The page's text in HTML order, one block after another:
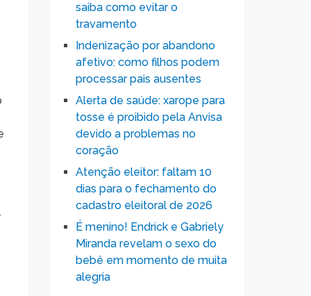
saiba como evitar o
travamento
Indenização por abandono
afetivo: como filhos podem
processar pais ausentes
Alerta de saúde: xarope para
tosse é proibido pela Anvisa
devido a problemas no
coração
Atenção eleitor: faltam 10
dias para o fechamento do
cadastro eleitoral de 2026
É menino! Endrick e Gabriely
Miranda revelam o sexo do
bebê em momento de muita
alegria